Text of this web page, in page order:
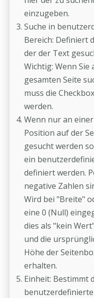
einzugeben.
Suche in
Bereich: Definiert
der der Text
Wichtig: Wenn Sie
gesamten Seite
muss die
werden.
Wenn nur an
Position auf der
gesucht werden
ein
definiert werden.
negative Zahlen
Wird bei "Breite"
eine 0 (Null)
dies als "kein
und die
Höhe der
erhalten.
Einheit: Bestimmt